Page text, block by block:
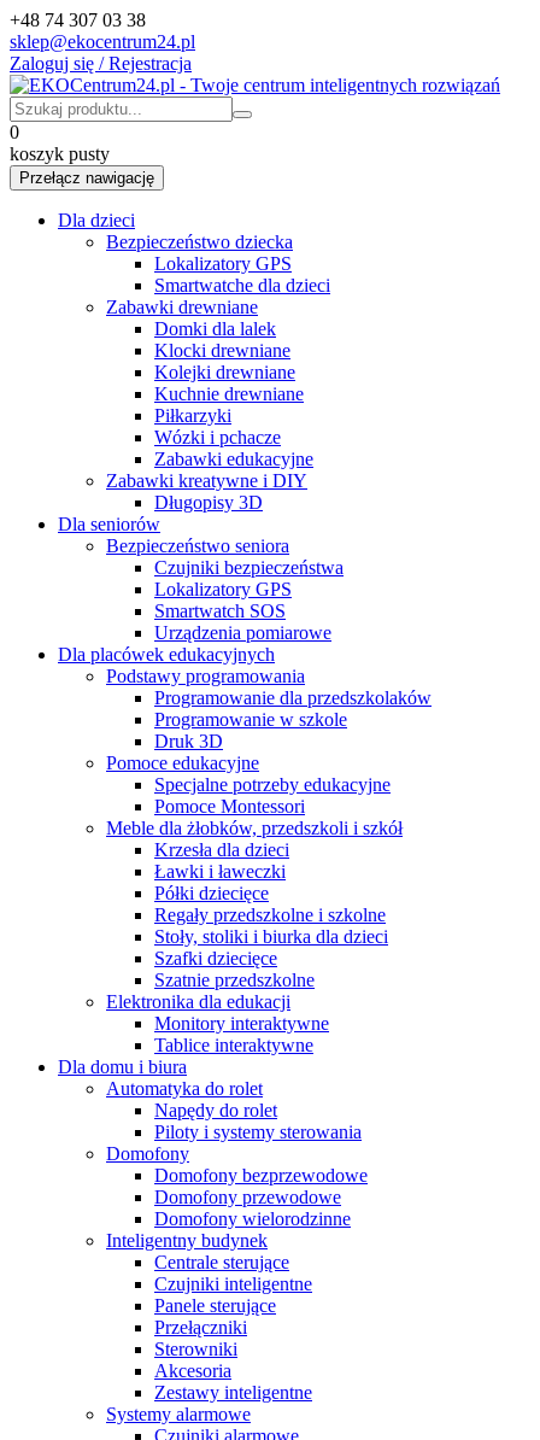
+48 74 307 03 38
sklep@ekocentrum24.pl
Zaloguj się / Rejestracja
0
koszyk pusty
Przełącz nawigację
Dla dzieci
Bezpieczeństwo dziecka
Lokalizatory GPS
Smartwatche dla dzieci
Zabawki drewniane
Domki dla lalek
Klocki drewniane
Kolejki drewniane
Kuchnie drewniane
Piłkarzyki
Wózki i pchacze
Zabawki edukacyjne
Zabawki kreatywne i DIY
Długopisy 3D
Dla seniorów
Bezpieczeństwo seniora
Czujniki bezpieczeństwa
Lokalizatory GPS
Smartwatch SOS
Urządzenia pomiarowe
Dla placówek edukacyjnych
Podstawy programowania
Programowanie dla przedszkolaków
Programowanie w szkole
Druk 3D
Pomoce edukacyjne
Specjalne potrzeby edukacyjne
Pomoce Montessori
Meble dla żłobków, przedszkoli i szkół
Krzesła dla dzieci
Ławki i ławeczki
Półki dziecięce
Regały przedszkolne i szkolne
Stoły, stoliki i biurka dla dzieci
Szafki dziecięce
Szatnie przedszkolne
Elektronika dla edukacji
Monitory interaktywne
Tablice interaktywne
Dla domu i biura
Automatyka do rolet
Napędy do rolet
Piloty i systemy sterowania
Domofony
Domofony bezprzewodowe
Domofony przewodowe
Domofony wielorodzinne
Inteligentny budynek
Centrale sterujące
Czujniki inteligentne
Panele sterujące
Przełączniki
Sterowniki
Akcesoria
Zestawy inteligentne
Systemy alarmowe
Czujniki alarmowe